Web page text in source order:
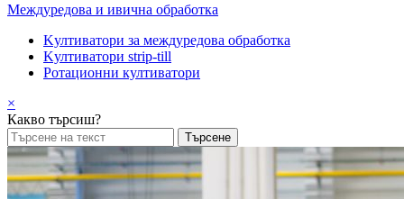
Междуредова и ивична обработка
Kултиватори за междуредова обработка
Kултиватори strip-till
Ротационни култиватори
×
Какво търсиш?